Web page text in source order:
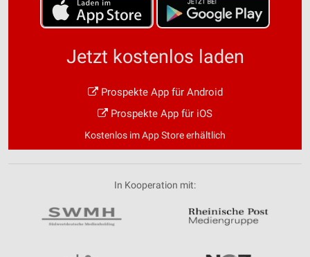
Jetzt kostenlos laden
Prospekte App für Android
Prospekte App für iOS
Kostenlos im App Store erhältlich
In Kooperation mit: